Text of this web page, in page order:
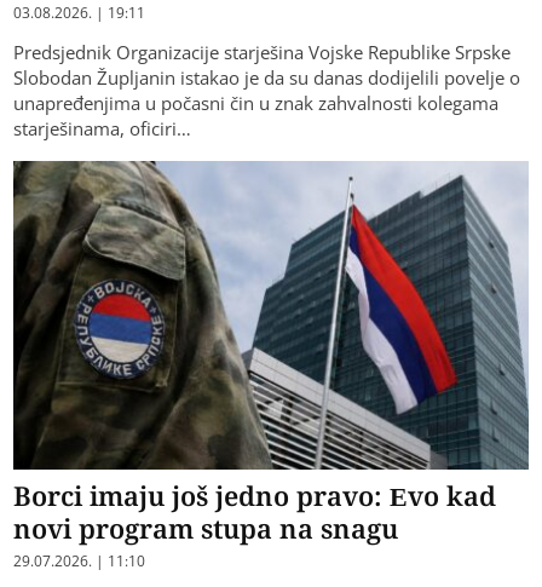
03.08.2026. | 19:11
Predsjednik Organizacije starješina Vojske Republike Srpske
Slobodan Župljanin istakao je da su danas dodijelili povelje o
unapređenjima u počasni čin u znak zahvalnosti kolegama
starješinama, oficiri…
Borci imaju još jedno pravo: Evo kad
novi program stupa na snagu
29.07.2026. | 11:10